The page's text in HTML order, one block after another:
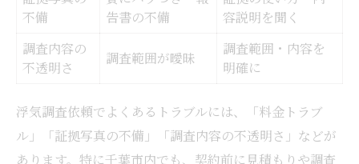
不備
告書の不備
容説明を聞く
調査内容の
不透明さ
調査範囲が曖昧
調査範囲・内容を
明確に
浮気調査依頼でよくあるトラブルには、「料金トラブ
ル」「証拠写真の不備」「調査内容の不透明さ」などが
あります。特に千葉市内でも、契約前に見積もりや調査